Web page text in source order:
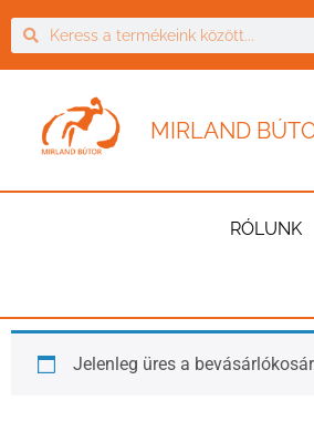
MIRLAND
RÓLUNK
Jelenleg üres a